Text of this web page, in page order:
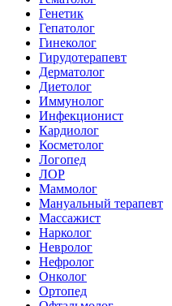
Генетик
Гепатолог
Гинеколог
Гирудотерапевт
Дерматолог
Диетолог
Иммунолог
Инфекционист
Кардиолог
Косметолог
Логопед
ЛОР
Маммолог
Мануальный терапевт
Массажист
Нарколог
Невролог
Нефролог
Онколог
Ортопед